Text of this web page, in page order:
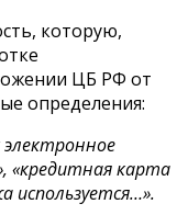
которую,
ЦБ РФ от
определения:
«кредитная карта
используется…».